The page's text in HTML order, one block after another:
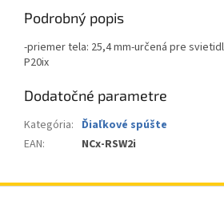
Podrobný popis
-priemer tela: 25,4 mm-určená pre
P20ix
Dodatočné parametre
Kategória: Ďiaľkové spúšte
EAN: NCx-RSW2i